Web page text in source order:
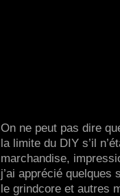
On ne peut pas dire
la limite du DIY s’il
marchandise,
j’ai apprécié
le grindcore et autres